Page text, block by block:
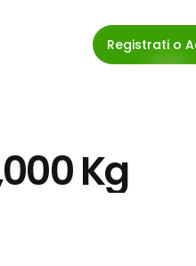
Registrati o
Kg